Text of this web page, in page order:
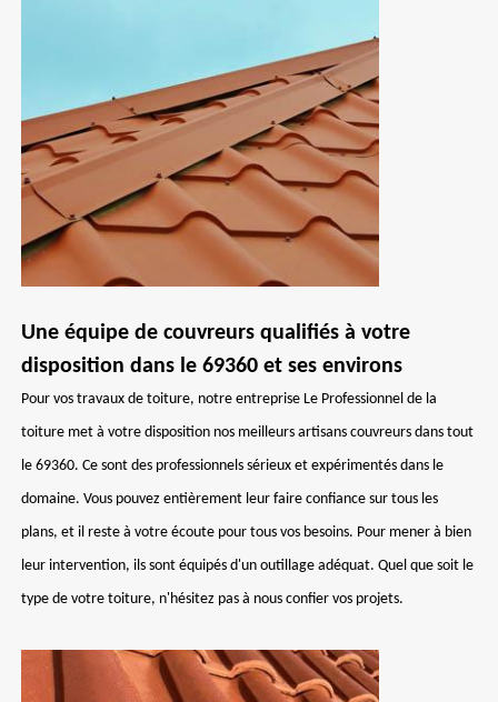
Une équipe de couvreurs qualifiés à votre
disposition dans le 69360 et ses environs
Pour vos travaux de toiture, notre entreprise Le Professionnel de la
toiture met à votre disposition nos meilleurs artisans couvreurs dans tout
le 69360. Ce sont des professionnels sérieux et expérimentés dans le
domaine. Vous pouvez entièrement leur faire confiance sur tous les
plans, et il reste à votre écoute pour tous vos besoins. Pour mener à bien
leur intervention, ils sont équipés d'un outillage adéquat. Quel que soit le
type de votre toiture, n'hésitez pas à nous confier vos projets.